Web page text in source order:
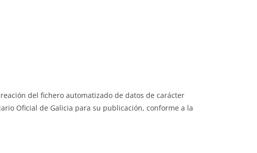
del fichero automatizado de datos de carácter
Oficial de Galicia para su publicación, conforme a la